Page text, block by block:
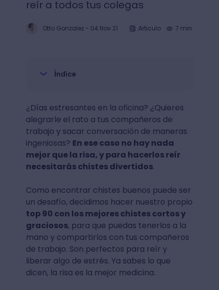
reír a todos tus colegas
Otto Gonzalez- 04 Nov 21 Articulo 7 min.
Índice
¿Días estresantes en la oficina? ¿Quieres
alegrarle el rato a tus compañeros de
trabajo y sacar conversación de maneras
ingeniosas? En ese caso no hay nada
mejor que la risa, y para hacerlos reír
necesitarás chistes divertidos.
Como encontrar chistes buenos puede ser
un desafío, decidimos hacer nuestro propio
top 90 con los mejores chistes cortos y
graciosos, para que puedas tenerlos a la
mano y compartirlos con tus compañeros
de trabajo. Son perfectos para reír y
liberar algo de estrés. Ya sabes lo que
dicen, la risa es la mejor medicina.